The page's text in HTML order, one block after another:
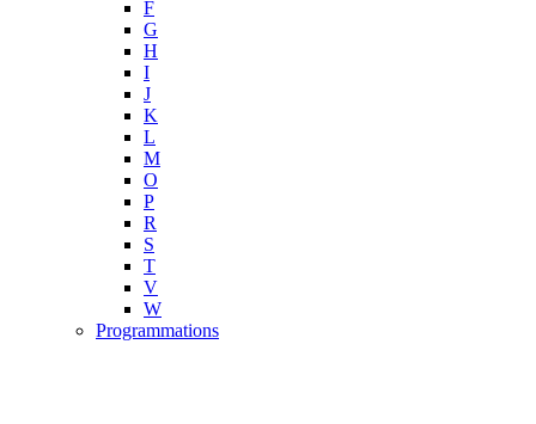
F
G
H
I
J
K
L
M
O
P
R
S
T
V
W
Programmations